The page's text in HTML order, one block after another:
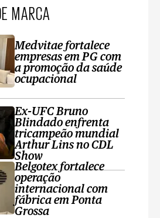
MARCA
Medvitae fortalece
empresas em PG com
a promoção da saúde
ocupacional
Ex-UFC Bruno
Blindado enfrenta
tricampeão mundial
Arthur Lins no CDL
Show
Belgotex fortalece
operação
internacional com
fábrica em Ponta
Grossa